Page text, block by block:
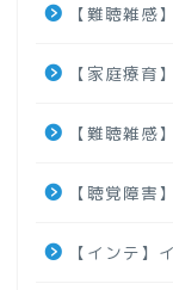
【難聴雑感
【家庭療育
【難聴雑感
【聴覚障害
【インテ】